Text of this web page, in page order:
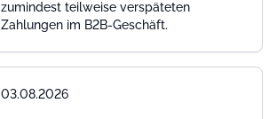
zumindest teilweise verspäteten
Zahlungen im B2B-Geschäft.
03.08.2026